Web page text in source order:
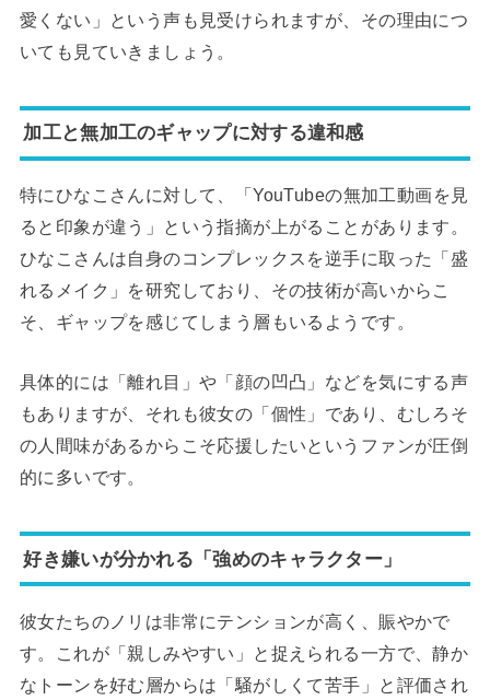
愛くない」という声も見受けられますが、その理由につ
いても見ていきましょう。
加工と無加工のギャップに対する違和感
特にひなこさんに対して、「YouTubeの無加工動画を見
ると印象が違う」という指摘が上がることがあります。
ひなこさんは自身のコンプレックスを逆手に取った「盛
れるメイク」を研究しており、その技術が高いからこ
そ、ギャップを感じてしまう層もいるようです。
具体的には「離れ目」や「顔の凹凸」などを気にする声
もありますが、それも彼女の「個性」であり、むしろそ
の人間味があるからこそ応援したいというファンが圧倒
的に多いです。
好き嫌いが分かれる「強めのキャラクター」
彼女たちのノリは非常にテンションが高く、賑やかで
す。これが「親しみやすい」と捉えられる一方で、静か
なトーンを好む層からは「騒がしくて苦手」と評価され